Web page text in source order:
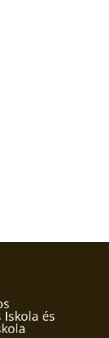
Iskola és